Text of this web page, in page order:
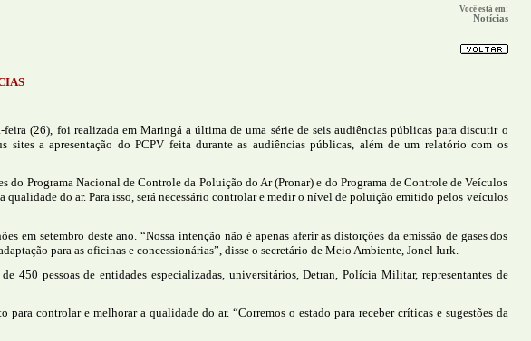
Você está em:
Notícias
(26), foi realizada em Maringá a última de uma série de seis audiências públicas para discutir o
a apresentação do PCPV feita durante as audiências públicas, além de um relatório com os
Programa Nacional de Controle da Poluição do Ar (Pronar) e do Programa de Controle de Veículos
do ar. Para isso, será necessário controlar e medir o nível de poluição emitido pelos veículos
setembro deste ano. “Nossa intenção não é apenas aferir as distorções da emissão de gases dos
para as oficinas e concessionárias”, disse o secretário de Meio Ambiente, Jonel Iurk.
450 pessoas de entidades especializadas, universitários, Detran, Polícia Militar, representantes de
controlar e melhorar a qualidade do ar. “Corremos o estado para receber críticas e sugestões da